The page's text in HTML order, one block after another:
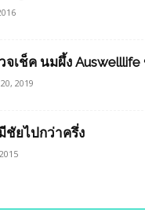
เช็ค นมผึ้ง Auswelllife
2019
ชัยไปกว่าครึ่ง